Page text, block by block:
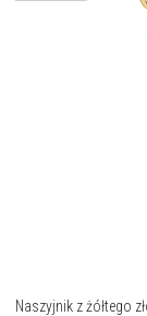
Naszyjnik z żółtego